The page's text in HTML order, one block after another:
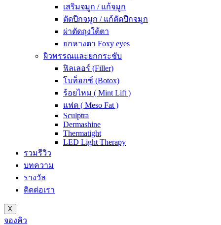
เสริมจมูก / แก้จมูก
ตัดปีกจมูก / แก้ตัดปีกจมูก
ผ่าตัดถุงใต้ตา
ยกหางตา Foxy eyes
ผิวพรรณและยกกระชับ
ฟิลเลอร์ (Filler)
โบท็อกซ์ (Botox)
ร้อยไหม ( Mint Lift )
แฟต ( Meso Fat )
Sculptra
Dermashine
Thermatight
LED Light Therapy
รวมรีวิว
บทความ
รางวัล
ติดต่อเรา
X
จองคิว